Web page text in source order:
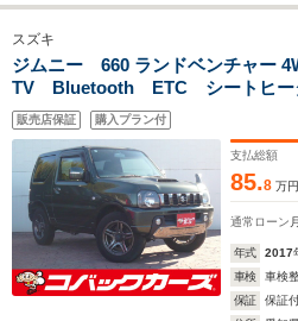
スズキ
ジムニー 660 ランドベンチャ
TV Bluetooth ETC シートヒー
イザー 純正16アルミホイール
販売店保証 購入プラン付
支払総額
85.8 万円
通常ローン
年式 2017
車検
車検
保証
保証